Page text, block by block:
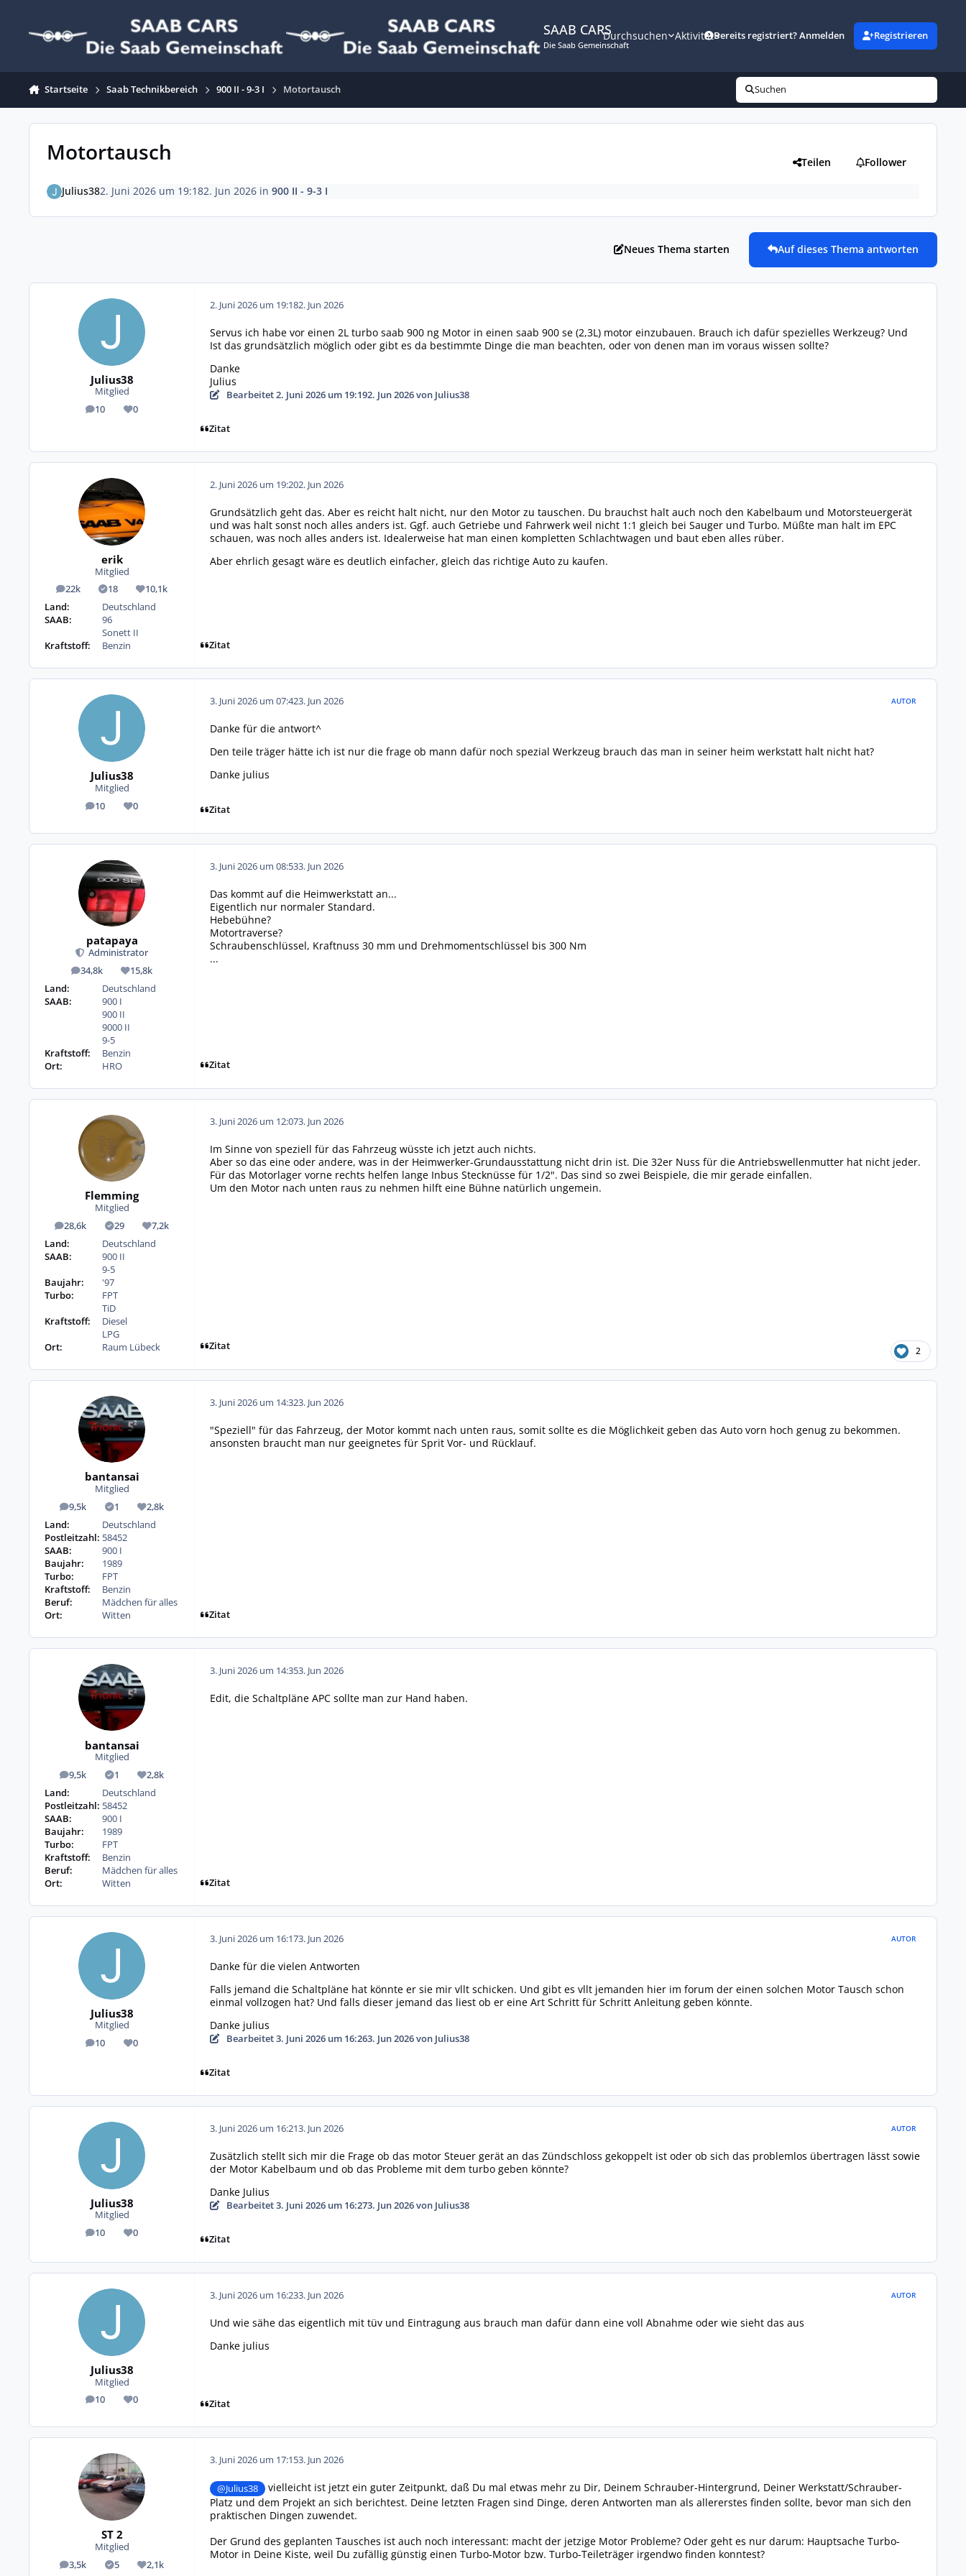
SAAB CARS
Die Saab Gemeinschaft
Durchsuchen AktivitätBereits registriert? Anmelden Registrieren
Startseite Saab Technikbereich 900 II - 9-3 I Motortausch Suchen
Motortausch Teilen Follower
Julius382. Juni 2026 um 19:182. Jun 2026in 900 II - 9-3 I
Neues Thema starten Auf dieses Thema antworten
Julius38
Mitglied
10
Beiträge 0
Reputation
2. Juni 2026 um 19:182. Jun 2026
Servus ich habe vor einen 2L turbo saab 900 ng Motor in einen saab 900 se (2,3L) motor einzubauen. Brauch ich dafür spezielles Werkzeug? Und
Ist das grundsätzlich möglich oder gibt es da bestimmte Dinge die man beachten, oder von denen man im voraus wissen sollte?
Danke
Julius
Bearbeitet2. Juni 2026 um 19:192. Jun 2026von Julius38
Zitat
erik
Mitglied
22k
Beiträge 18
Lösungen10,1k
Reputation
Land:
Deutschland
SAAB:
96
Sonett II
Kraftstoff:
Benzin
2. Juni 2026 um 19:202. Jun 2026
Grundsätzlich geht das. Aber es reicht halt nicht, nur den Motor zu tauschen. Du brauchst halt auch noch den Kabelbaum und Motorsteuergerät
und was halt sonst noch alles anders ist. Ggf. auch Getriebe und Fahrwerk weil nicht 1:1 gleich bei Sauger und Turbo. Müßte man halt im EPC
schauen, was noch alles anders ist. Idealerweise hat man einen kompletten Schlachtwagen und baut eben alles rüber.
Aber ehrlich gesagt wäre es deutlich einfacher, gleich das richtige Auto zu kaufen.
Zitat
Julius38
Mitglied
10
Beiträge 0
Reputation
3. Juni 2026 um 07:423. Jun 2026 AUTOR
Danke für die antwort^
Den teile träger hätte ich ist nur die frage ob mann dafür noch spezial Werkzeug brauch das man in seiner heim werkstatt halt nicht hat?
Danke julius
Zitat
patapaya
Administrator
34,8k
Beiträge 15,8k
Reputation
Land:
Deutschland
SAAB:
900 I
900 II
9000 II
9-5
Kraftstoff:
Benzin
Ort:
HRO
3. Juni 2026 um 08:533. Jun 2026
Das kommt auf die Heimwerkstatt an...
Eigentlich nur normaler Standard.
Hebebühne?
Motortraverse?
Schraubenschlüssel, Kraftnuss 30 mm und Drehmomentschlüssel bis 300 Nm
...
Zitat
Flemming
Mitglied
28,6k
Beiträge 29
Lösungen7,2k
Reputation
Land:
Deutschland
SAAB:
900 II
9-5
Baujahr:
'97
Turbo:
FPT
TiD
Kraftstoff:
Diesel
LPG
Ort:
Raum Lübeck
3. Juni 2026 um 12:073. Jun 2026
Im Sinne von speziell für das Fahrzeug wüsste ich jetzt auch nichts.
Aber so das eine oder andere, was in der Heimwerker-Grundausstattung nicht drin ist. Die 32er Nuss für die Antriebswellenmutter hat nicht jeder.
Für das Motorlager vorne rechts helfen lange Inbus Stecknüsse für 1/2". Das sind so zwei Beispiele, die mir gerade einfallen.
Um den Motor nach unten raus zu nehmen hilft eine Bühne natürlich ungemein.
Zitat 2
bantansai
Mitglied
9,5k
Beiträge 1
Lösungen2,8k
Reputation
Land:
Deutschland
Postleitzahl: 58452
SAAB:
900 I
Baujahr:
1989
Turbo:
FPT
Kraftstoff:
Benzin
Beruf:
Mädchen für alles
Ort:
Witten
3. Juni 2026 um 14:323. Jun 2026
"Speziell" für das Fahrzeug, der Motor kommt nach unten raus, somit sollte es die Möglichkeit geben das Auto vorn hoch genug zu bekommen.
ansonsten braucht man nur geeignetes für Sprit Vor- und Rücklauf.
Zitat
bantansai
Mitglied
9,5k
Beiträge 1
Lösungen2,8k
Reputation
Land:
Deutschland
Postleitzahl: 58452
SAAB:
900 I
Baujahr:
1989
Turbo:
FPT
Kraftstoff:
Benzin
Beruf:
Mädchen für alles
Ort:
Witten
3. Juni 2026 um 14:353. Jun 2026
Edit, die Schaltpläne APC sollte man zur Hand haben.
Zitat
Julius38
Mitglied
10
Beiträge 0
Reputation
3. Juni 2026 um 16:173. Jun 2026 AUTOR
Danke für die vielen Antworten
Falls jemand die Schaltpläne hat könnte er sie mir vllt schicken. Und gibt es vllt jemanden hier im forum der einen solchen Motor Tausch schon
einmal vollzogen hat? Und falls dieser jemand das liest ob er eine Art Schritt für Schritt Anleitung geben könnte.
Danke julius
Bearbeitet3. Juni 2026 um 16:263. Jun 2026von Julius38
Zitat
Julius38
Mitglied
10
Beiträge 0
Reputation
3. Juni 2026 um 16:213. Jun 2026 AUTOR
Zusätzlich stellt sich mir die Frage ob das motor Steuer gerät an das Zündschloss gekoppelt ist oder ob sich das problemlos übertragen lässt sowie
der Motor Kabelbaum und ob das Probleme mit dem turbo geben könnte?
Danke Julius
Bearbeitet3. Juni 2026 um 16:273. Jun 2026von Julius38
Zitat
Julius38
Mitglied
10
Beiträge 0
Reputation
3. Juni 2026 um 16:233. Jun 2026 AUTOR
Und wie sähe das eigentlich mit tüv und Eintragung aus brauch man dafür dann eine voll Abnahme oder wie sieht das aus
Danke julius
Zitat
ST 2
Mitglied
3,5k
Beiträge 5
Lösungen2,1k
Reputation
3. Juni 2026 um 17:153. Jun 2026
@Julius38
vielleicht ist jetzt ein guter Zeitpunkt, daß Du mal etwas mehr zu Dir, Deinem Schrauber-Hintergrund, Deiner Werkstatt/Schrauber-
Platz und dem Projekt an sich berichtest. Deine letzten Fragen sind Dinge, deren Antworten man als allererstes finden sollte, bevor man sich den
praktischen Dingen zuwendet.
Der Grund des geplanten Tausches ist auch noch interessant: macht der jetzige Motor Probleme? Oder geht es nur darum: Hauptsache Turbo-
Motor in Deine Kiste, weil Du zufällig günstig einen Turbo-Motor bzw. Turbo-Teileträger irgendwo finden konntest?